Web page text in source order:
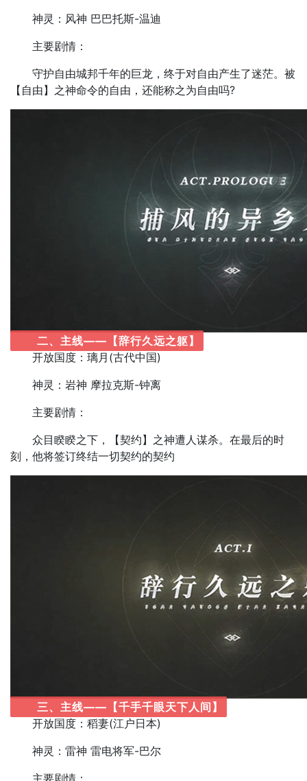
神灵：风神 巴巴托斯-温迪
主要剧情：
守护自由城邦千年的巨龙，终于对自由产生了迷茫。被
【自由】之神命令的自由，还能称之为自由吗?
二、主线——【辞行久远之躯】
开放国度：璃月(古代中国)
神灵：岩神 摩拉克斯-钟离
主要剧情：
众目睽睽之下，【契约】之神遭人谋杀。在最后的时
刻，他将签订终结一切契约的契约
三、主线——【千手千眼天下人间】
开放国度：稻妻(江户日本)
神灵：雷神 雷电将军-巴尔
主要剧情：